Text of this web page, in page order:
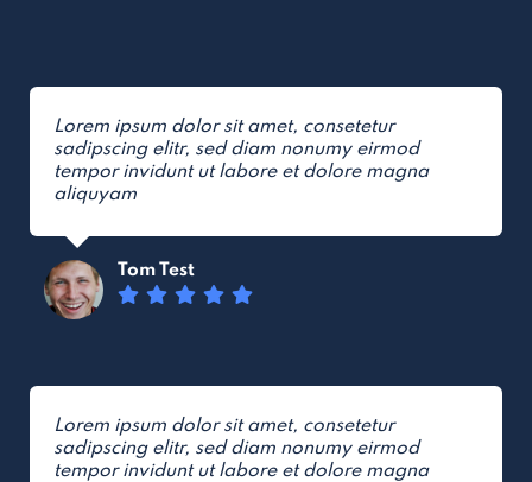
Lorem ipsum dolor sit amet, consetetur
sadipscing elitr, sed diam nonumy eirmod
tempor invidunt ut labore et dolore magna
aliquyam
Tom Test
Lorem ipsum dolor sit amet, consetetur
sadipscing elitr, sed diam nonumy eirmod
tempor invidunt ut labore et dolore magna